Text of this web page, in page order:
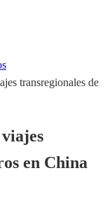
transregionales de
en China